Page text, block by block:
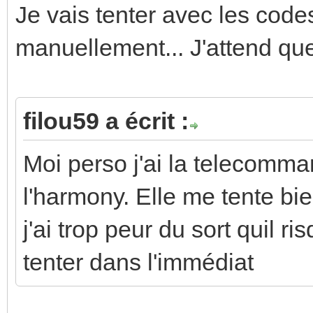
Je vais tenter avec les
manuellement... J'attend
filou59 a écrit :
Moi perso j'ai la
l'harmony. Elle me tente
j'ai trop peur du sort quil
tenter dans l'immédiat